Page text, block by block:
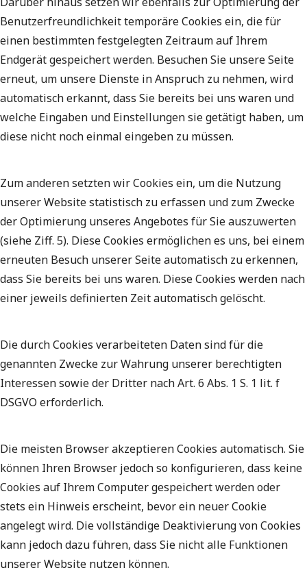
Benutzerfreundlichkeit temporäre Cookies ein, die für
einen bestimmten festgelegten Zeitraum auf Ihrem
Endgerät gespeichert werden. Besuchen Sie unsere Seite
erneut, um unsere Dienste in Anspruch zu nehmen, wird
automatisch erkannt, dass Sie bereits bei uns waren und
welche Eingaben und Einstellungen sie getätigt haben, um
diese nicht noch einmal eingeben zu müssen.
Zum anderen setzten wir Cookies ein, um die Nutzung
unserer Website statistisch zu erfassen und zum Zwecke
der Optimierung unseres Angebotes für Sie auszuwerten
(siehe Ziff. 5). Diese Cookies ermöglichen es uns, bei einem
erneuten Besuch unserer Seite automatisch zu erkennen,
dass Sie bereits bei uns waren. Diese Cookies werden nach
einer jeweils definierten Zeit automatisch gelöscht.
Die durch Cookies verarbeiteten Daten sind für die
genannten Zwecke zur Wahrung unserer berechtigten
Interessen sowie der Dritter nach Art. 6 Abs. 1 S. 1 lit. f
DSGVO erforderlich.
Die meisten Browser akzeptieren Cookies automatisch. Sie
können Ihren Browser jedoch so konfigurieren, dass keine
Cookies auf Ihrem Computer gespeichert werden oder
stets ein Hinweis erscheint, bevor ein neuer Cookie
angelegt wird. Die vollständige Deaktivierung von Cookies
kann jedoch dazu führen, dass Sie nicht alle Funktionen
unserer Website nutzen können.